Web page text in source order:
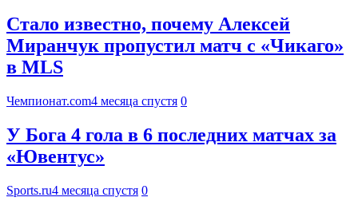
Стало известно, почему Алексей
Миранчук пропустил матч с «Чикаго»
в MLS
Чемпионат.com4 месяца спустя 0
У Бога 4 гола в 6 последних матчах за
«Ювентус»
Sports.ru4 месяца спустя 0